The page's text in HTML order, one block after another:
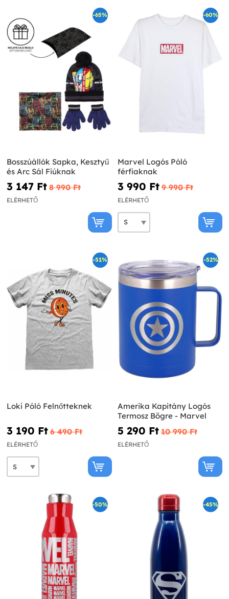
-65%
Bosszúállók Sapka, Kesztyű
és Arc Sál Fiúknak
3 147 Ft‎ 8 990 Ft‎
ELÉRHETŐ
-60%
Marvel Logós Póló
férfiaknak
3 990 Ft‎ 9 990 Ft‎
ELÉRHETŐ
-51%
Loki Póló Felnőtteknek
3 190 Ft‎ 6 490 Ft‎
ELÉRHETŐ
-52%
Amerika Kapitány Logós
Termosz Bögre - Marvel
5 290 Ft‎ 10 990 Ft‎
ELÉRHETŐ
-50% -45%